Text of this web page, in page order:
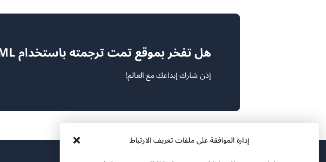
إدارة الموافقة على ملفات تعريف الارتباط
هل تفخر بموقع تمت ترجمته باستخدام WPML؟
إذن شارك إبداعك مع العالم!